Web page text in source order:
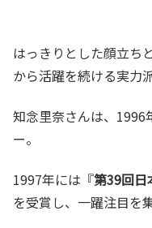
はっきりとした顔立ち
から活躍を続ける実力
知念里奈さんは、1996
ー。
1997年には『第39回日
を受賞し、一躍注目を